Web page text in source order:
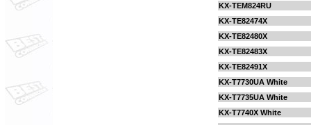
KX-TEM824RU
KX-TE82474X
KX-TE82480X
KX-TE82483X
KX-TE82491X
KX-T7730UA White
KX-T7735UA White
KX-T7740X White